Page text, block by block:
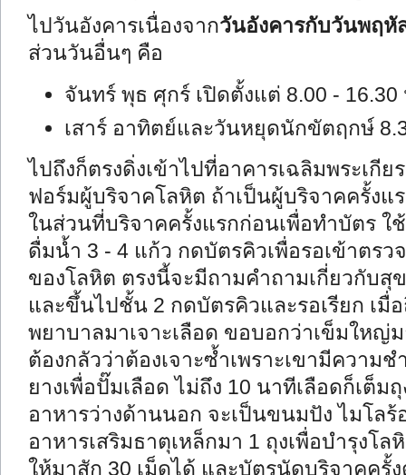
ไปวันอังคารเนื่องจากวันอังคารกับวันพฤหั
ส่วนวันอื่นๆ คือ
จันทร์ พุธ ศุกร์ เปิดตั้งแต่ 8.00 - 16.30
เสาร์ อาทิตย์และวันหยุดนักขัตฤกษ์
ไปถึงก็ตรงดิ่งเข้าไปที่อาคารเฉลิมพระเกี
ฟอร์มผู้บริจาคโลหิต ถ้าเป็นผู้บริจาคครั้งแ
ในส่วนที่บริจาคครั้งแรกก่อนเพื่อทำบัตร ใ
ดื่มน้ำ 3 - 4 แก้ว กดบัตรคิวเพื่อรอเข้าตร
ของโลหิต ตรงนี้จะมีถามคำถามเกี่ยวกับ
และขึ้นไปชั้น 2 กดบัตรคิวและรอเรียก เมื่
พยาบาลมาเจาะเลือด ขอบอกว่าเข็มใหญ่
ต้องกลัวว่าต้องเจาะซ้ำเพราะเขามีควา
ยางเพื่อปั๊มเลือด ไม่ถึง 10 นาทีเลือดก็เต็
อาหารว่างด้านนอก จะเป็นขนมปัง ไมโล
อาหารเสริมธาตุเหล็กมา 1 ถุงเพื่อบำรุงโ
ให้มาสัก 30 เม็ดได้ และบัตรนัดบริจาคครั้